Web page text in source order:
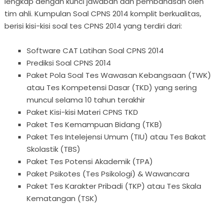
tim ahli. Kumpulan Soal CPNS 2014 komplit berkualitas,
berisi kisi-kisi soal tes CPNS 2014 yang terdiri dari:
Software CAT Latihan Soal CPNS 2014
Prediksi Soal CPNS 2014
Paket Pola Soal Tes Wawasan Kebangsaan (TWK)
atau Tes Kompetensi Dasar (TKD) yang sering
muncul selama 10 tahun terakhir
Paket Kisi-kisi Materi CPNS TKD
Paket Tes Kemampuan Bidang (TKB)
Paket Tes Intelejensi Umum (TIU) atau Tes Bakat
Skolastik (TBS)
Paket Tes Potensi Akademik (TPA)
Paket Psikotes (Tes Psikologi) & Wawancara
Paket Tes Karakter Pribadi (TKP) atau Tes Skala
Kematangan (TSK)